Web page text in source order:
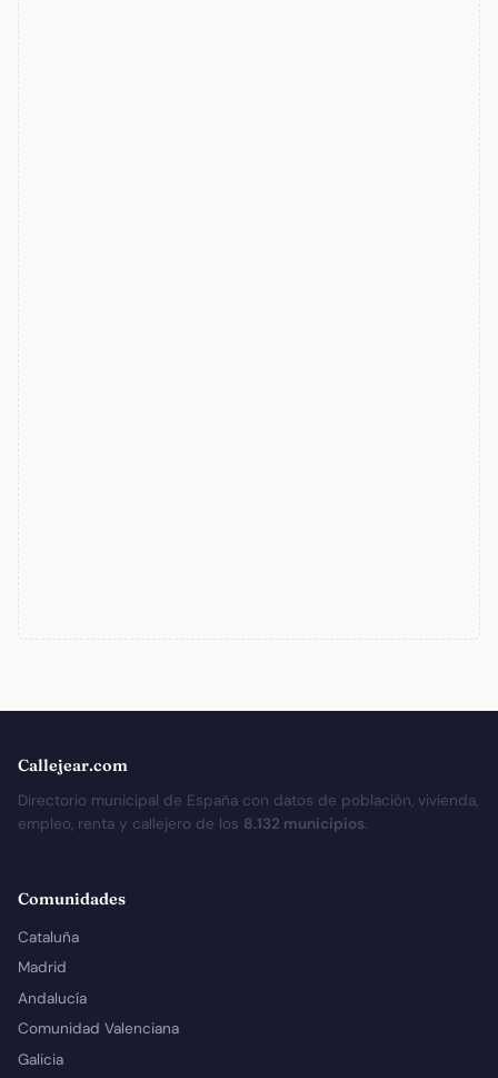
Callejear.com
Directorio municipal de España con datos de población, vivienda,
empleo, renta y callejero de los 8.132 municipios.
Comunidades
Cataluña
Madrid
Andalucía
Comunidad Valenciana
Galicia